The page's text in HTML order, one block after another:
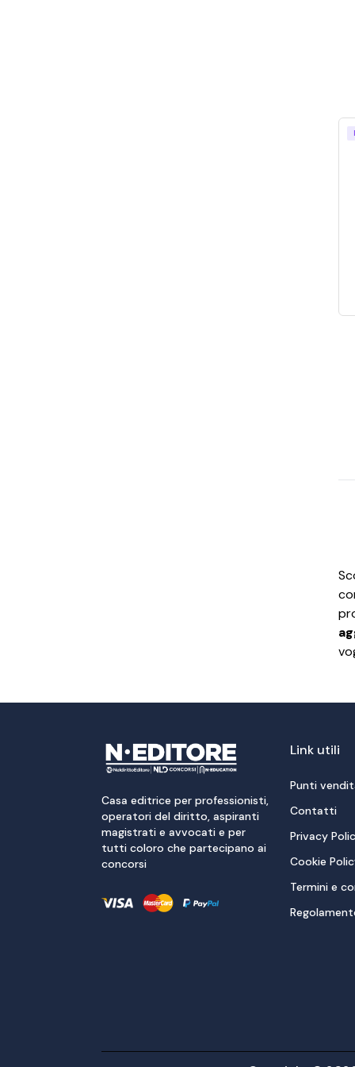
Casa editrice per professionisti,
operatori del diritto, aspiranti
magistrati e avvocati e per
tutti coloro che partecipano ai
concorsi
Link utili
Punti
Contatti
Privacy
Cookie
Termini e